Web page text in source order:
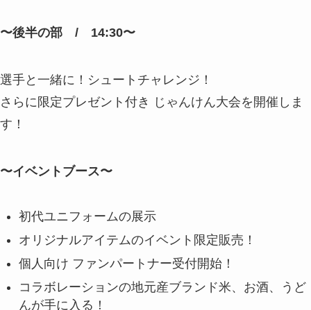
〜後半の部 / 14:30〜
選手と一緒に！シュートチャレンジ！
さらに限定プレゼント付き じゃんけん大会を開催しま
す！
〜イベントブース〜
初代ユニフォームの展示
オリジナルアイテムのイベント限定販売！
個人向け ファンパートナー受付開始！
コラボレーションの地元産ブランド米、お酒、うど
んが手に入る！